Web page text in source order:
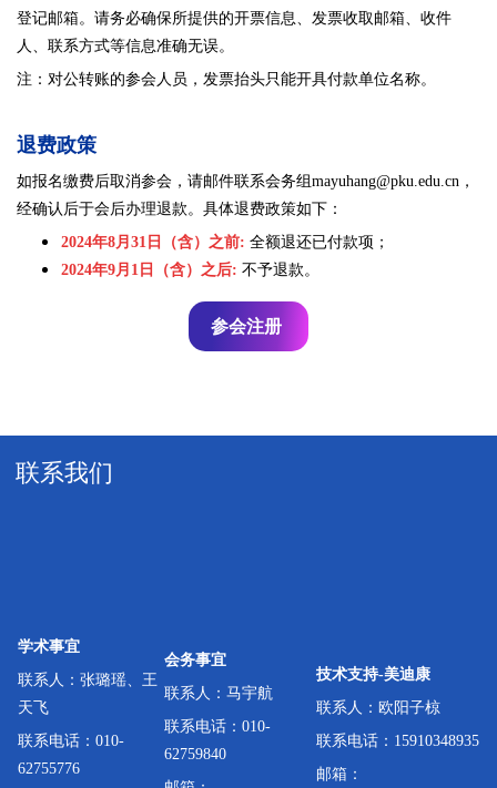
登记邮箱。请务必确保所提供的开票信息、发票收取邮箱、收件
人、联系方式等信息准确无误。
注：对公转账的参会人员，发票抬头只能开具付款单位名称。
退费政策
如报名缴费后取消参会，请邮件联系会务组 mayuhang@pku.edu.cn ，
经确认后于会后办理退款。具体退费政策如下：
2024年8月31日（含）之前: 全额退还已付款项；
2024年9月1日（含）之后: 不予退款。
参会注册
联系我们
学术事宜
联系人： 张璐瑶、王
天飞
联系电话：010-
62755776
会务事宜
联 系 人 ： 马宇航
联系电话： 010-
62759840
技术支持-美迪康
联系人：欧阳子椋
联系电话：15910348935
邮箱：